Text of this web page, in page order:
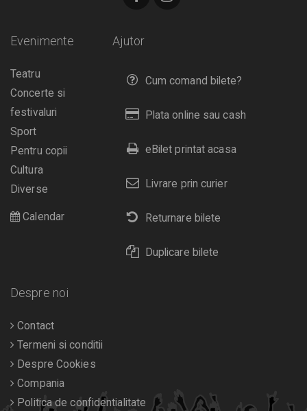
Ajutor
Cum comand bilete?
Plata online sau cash
eBilet printat acasa
Livrare prin curier
Returnare bilete
Duplicare bilete
Evenimente
Teatru
Concerte si
festivaluri
Sport
Pentru copii
Cultura
Diverse
Calendar
Despre noi
Contact
Termeni si conditii
Despre Cookies
Compania
Politica de confidentialitate